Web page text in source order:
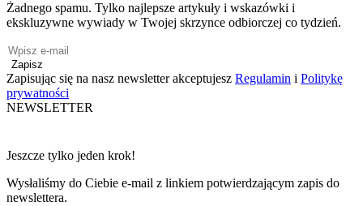
Żadnego spamu. Tylko najlepsze artykuły i wskazówki i
ekskluzywne wywiady w Twojej skrzynce odbiorczej co tydzień.
Zapisz
Zapisując się na nasz newsletter akceptujesz Regulamin i Politykę
prywatności
NEWSLETTER
Jeszcze tylko jeden krok!
Wysłaliśmy do Ciebie e-mail z linkiem potwierdzającym zapis do
newslettera.